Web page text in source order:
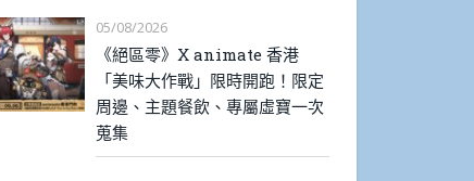
05/08/2026
《絕區零》X animate 香港
「美味大作戰」限時開跑！限定
周邊、主題餐飲、專屬虛寶一次
蒐集